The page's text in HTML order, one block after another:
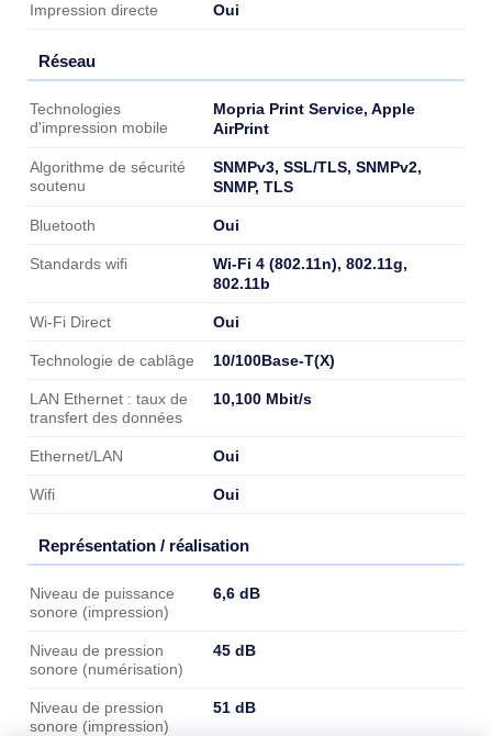
Impression directe Oui
Réseau
Réseau
Technologies
d'impression mobile
Mopria Print Service, Apple
AirPrint
Algorithme de sécurité
soutenu
SNMPv3, SSL/TLS, SNMPv2,
SNMP, TLS
Bluetooth Oui
Standards wifi
Wi-Fi 4 (802.11n), 802.11g,
802.11b
Wi-Fi Direct Oui
Technologie de cablâge 10/100Base-T(X)
LAN Ethernet : taux de
transfert des données
10,100 Mbit/s
Ethernet/LAN Oui
Wifi Oui
Représentation / réalisation
Représentation / réalisation
Niveau de puissance
sonore (impression)
6,6 dB
Niveau de pression
sonore (numérisation)
45 dB
Niveau de pression
sonore (impression)
51 dB